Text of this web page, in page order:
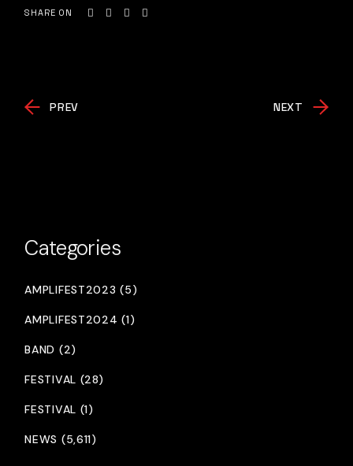
SHARE ON
PREV NEXT
Categories
AMPLIFEST2023 (5)
AMPLIFEST2024 (1)
BAND (2)
FESTIVAL (28)
FESTIVAL (1)
NEWS (5,611)